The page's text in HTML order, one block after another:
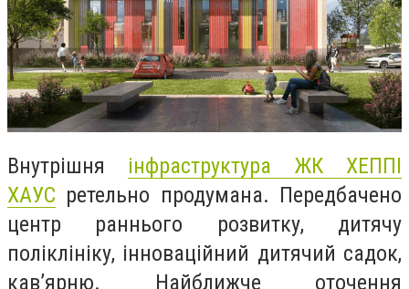
Внутрішня інфраструктура ЖК ХЕППІ
ХАУС ретельно продумана. Передбачено
центр раннього розвитку, дитячу
поліклініку, інноваційний дитячий садок,
кав’ярню. Найближче оточення